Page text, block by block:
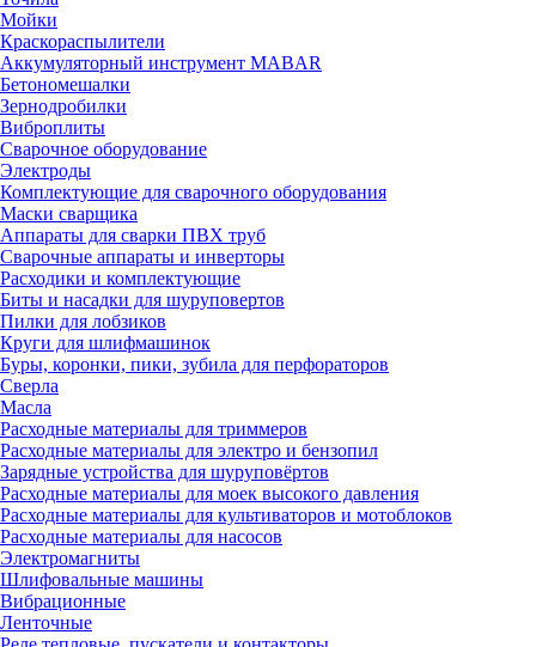
Мойки
Краскораспылители
Аккумуляторный инструмент MABAR
Бетономешалки
Зернодробилки
Виброплиты
Сварочное оборудование
Электроды
Комплектующие для сварочного оборудования
Маски сварщика
Аппараты для сварки ПВХ труб
Сварочные аппараты и инверторы
Расходики и комплектующие
Биты и насадки для шуруповертов
Пилки для лобзиков
Круги для шлифмашинок
Буры, коронки, пики, зубила для перфораторов
Сверла
Масла
Расходные материалы для триммеров
Расходные материалы для электро и бензопил
Зарядные устройства для шуруповёртов
Расходные материалы для моек высокого давления
Расходные материалы для культиваторов и мотоблоков
Расходные материалы для насосов
Электромагниты
Шлифовальные машины
Вибрационные
Ленточные